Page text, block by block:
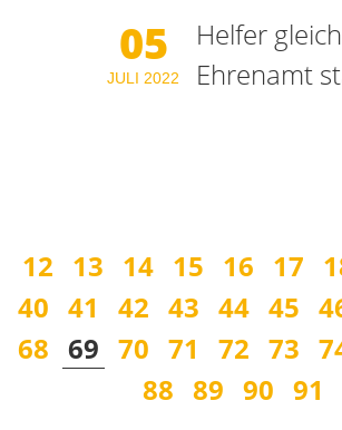
05
JULI 2022
Helfer
Ehrenamt
12 13 14 15 16 17
40 41 42 43 44 45
68 69 70 71 72 73
88 89 90 91